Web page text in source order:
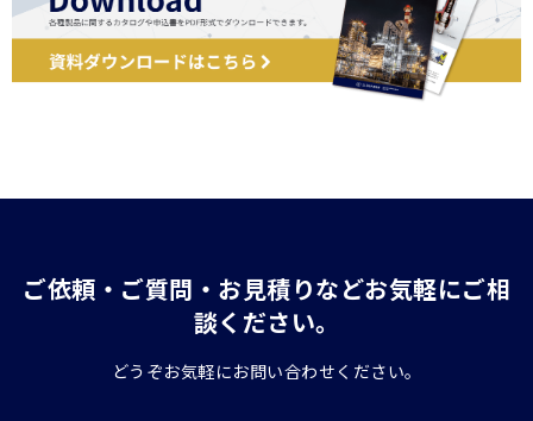
ご依頼・ご質問・お見積りなどお気軽にご相
談ください。
どうぞお気軽にお問い合わせください。